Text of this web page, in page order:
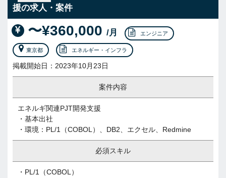
援の求人・案件
〜¥360,000 /月 エンジニア
東京都 エネルギー・インフラ
掲載開始日：2023年10月23日
案件内容
エネルギ関連PJT開発支援
・基本出社
・環境：PL/1（COBOL）、DB2、エクセル、Redmine
必須スキル
・PL/1（COBOL）